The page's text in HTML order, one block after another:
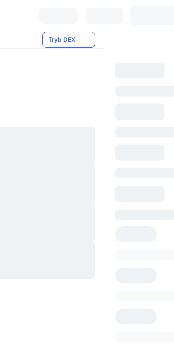
Tryb DEX